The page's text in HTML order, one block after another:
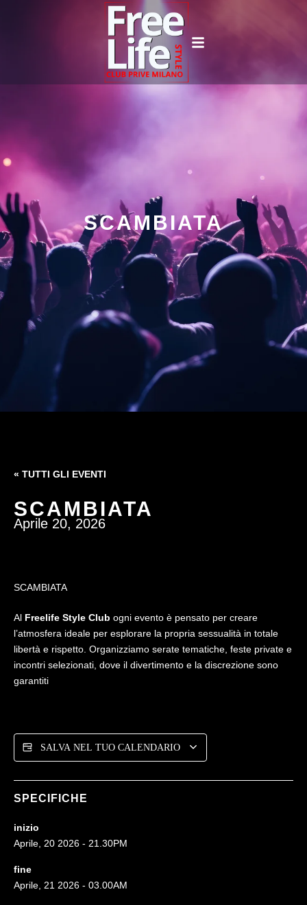
SCAMBIATA
« TUTTI GLI EVENTI
SCAMBIATA
Aprile 20, 2026
SCAMBIATA
Al Freelife Style Club ogni evento è pensato per creare
l’atmosfera ideale per esplorare la propria sessualità in totale
libertà e rispetto. Organizziamo serate tematiche, feste private e
incontri selezionati, dove il divertimento e la discrezione sono
garantiti
SALVA NEL TUO CALENDARIO
SPECIFICHE
inizio
Aprile, 20 2026 - 21.30PM
fine
Aprile, 21 2026 - 03.00AM